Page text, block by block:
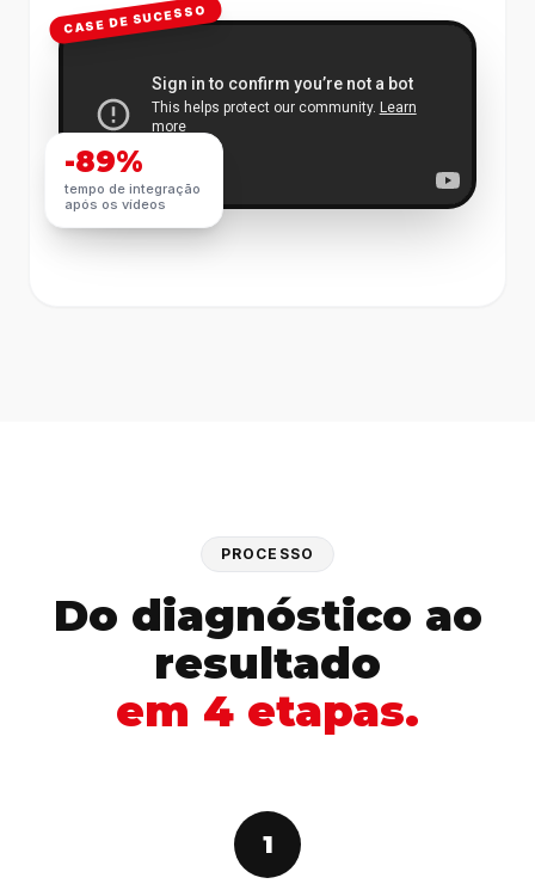
CASE DE SUCESSO
-89%
tempo de integração
após os vídeos
PROCESSO
Do diagnóstico ao
resultado
em 4 etapas.
1